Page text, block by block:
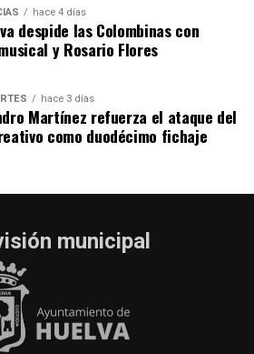
hace 4 días
despide las Colombinas con
y Rosario Flores
hace 3 días
Martínez refuerza el ataque del
como duodécimo fichaje
municipal